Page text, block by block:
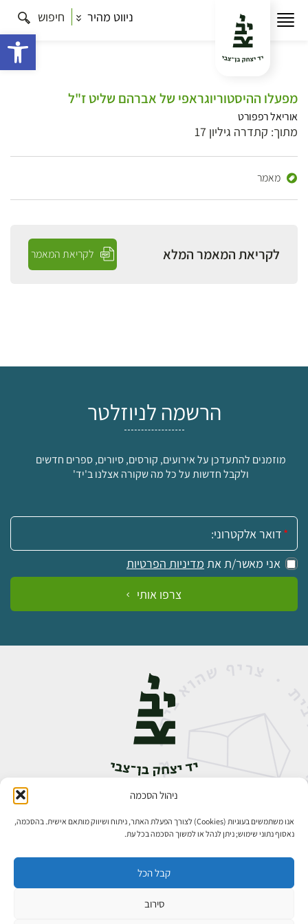
ניהול הסכמה
אנו משתמשים בעוגיות (Cookies) לצורך הפעלת האתר, ניתוח ושיווק מותאם אישית. בהסכמה,
נאסוף נתוני שימוש; ניתן לנהל או למשוך הסכמה בכל עת.
קבל הכל
סירוב
ניווט מהיר חיפוש
מפעלו ההיסטוריוגראפי של אברהם שליט ז"ל
אוריאל רפפורט
מתוך: קתדרה גיליון 17
מאמר
לקריאת המאמר המלא לקריאת המאמר
הרשמה לניוזלטר
מוזמנים להתעדכן על אירועים, קורסים, סיורים, ספרים חדשים
ולקבל חדשות על כל מה שקורה אצלנו ב'יד'
אימייל:
אני מאשר/ת את מדיניות הפרטיות
צרפו אותי
אבן גבירול 14, רחביה, ירושלים